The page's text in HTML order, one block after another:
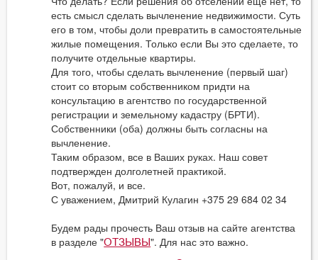
есть смысл сделать вычленение недвижимости. Суть
его в том, чтобы доли превратить в самостоятельные
жилые помещения. Только если Вы это сделаете, то
получите отдельные квартиры.
Для того, чтобы сделать вычленение (первый шаг)
стоит со вторым собственником придти на
консультацию в агентство по государственной
регистрации и земельному кадастру (БРТИ).
Собственники (оба) должны быть согласны на
вычленение.
Таким образом, все в Ваших руках. Наш совет
подтвержден долголетней практикой.
Вот, пожалуй, и все.
С уважением, Дмитрий Кулагин +375 29 684 02 34
Будем рады прочесть Ваш отзыв на сайте агентства
в разделе "ОТЗЫВЫ". Для нас это важно.